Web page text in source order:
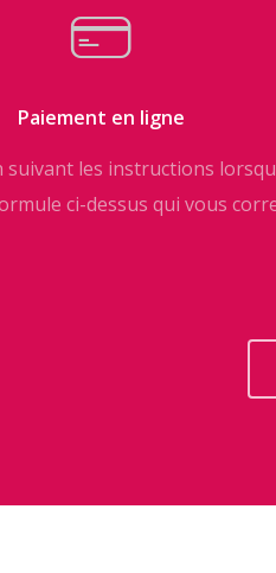
Paiement en ligne
suivant les instructions
ci-dessus qui vous